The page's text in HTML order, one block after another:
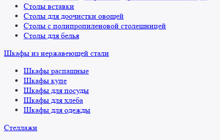
Столы вставки
Столы для доочистки овощей
Столы с полипропиленовой столешницей
Столы для белья
Шкафы из нержавеющей стали
Шкафы распашные
Шкафы купе
Шкафы для посуды
Шкафы для хлеба
Шкафы для одежды
Стеллажи